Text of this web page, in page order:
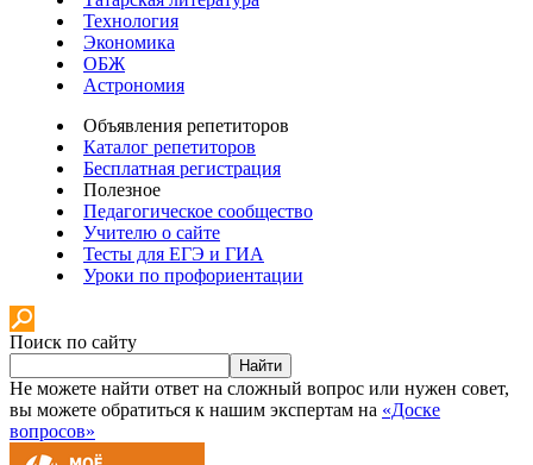
Технология
Экономика
ОБЖ
Астрономия
Объявления репетиторов
Каталог репетиторов
Бесплатная регистрация
Полезное
Педагогическое сообщество
Учителю о сайте
Тесты для ЕГЭ и ГИА
Уроки по профориентации
Поиск по сайту
Найти
Не можете найти ответ на сложный вопрос или нужен совет,
вы можете обратиться к нашим экспертам на «Доске
вопросов»